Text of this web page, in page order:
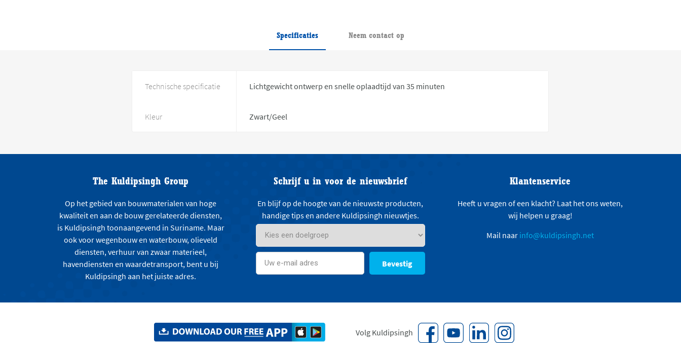
Specificaties Neem contact op
Technische specificatie Lichtgewicht ontwerp en snelle oplaadtijd van 35 minuten
Kleur Zwart/Geel
The Kuldipsingh Group
Op het gebied van bouwmaterialen van hoge
kwaliteit en aan de bouw gerelateerde diensten,
is Kuldipsingh toonaangevend in Suriname. Maar
ook voor wegenbouw en waterbouw, olieveld
diensten, verhuur van zwaar materieel,
havendiensten en waardetransport, bent u bij
Kuldipsingh aan het juiste adres.
Schrijf u in voor de nieuwsbrief
En blijf op de hoogte van de nieuwste producten,
handige tips en andere Kuldipsingh nieuwtjes.
Bevestig
Klantenservice
Heeft u vragen of een klacht? Laat het ons weten,
wij helpen u graag!
Mail naar info@kuldipsingh.net
Volg Kuldipsingh